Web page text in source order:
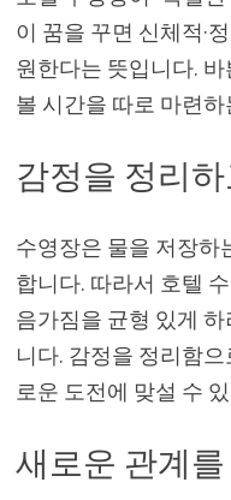
이 꿈을 꾸면 신체적·
원한다는 뜻입니다.
볼 시간을 따로 마련
감정을 정리
수영장은 물을 저장하
합니다. 따라서 호텔
음가짐을 균형 있게
니다. 감정을 정리함
로운 도전에 맞설 수
새로운 관계